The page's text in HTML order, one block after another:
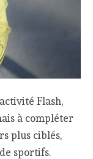
Flash,
à compléter
plus ciblés,
sportifs.